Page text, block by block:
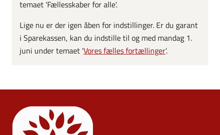
temaet 'Fællesskaber for alle'.
Lige nu er der igen åben for indstillinger. Er du garant
i Sparekassen, kan du indstille til og med mandag 1.
juni under temaet 'Vores fælles fortællinger'.